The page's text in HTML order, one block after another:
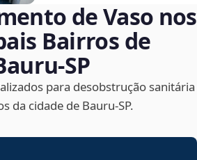
de Vaso nos
Bairros de
para desobstrução sanitária
da cidade de Bauru‑SP.